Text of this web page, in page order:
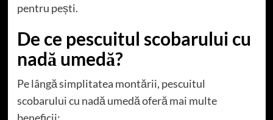
pentru pești.
De ce pescuitul scobarului cu
nadă umedă?
Pe lângă simplitatea montării, pescuitul
scobarului cu nadă umedă oferă mai multe